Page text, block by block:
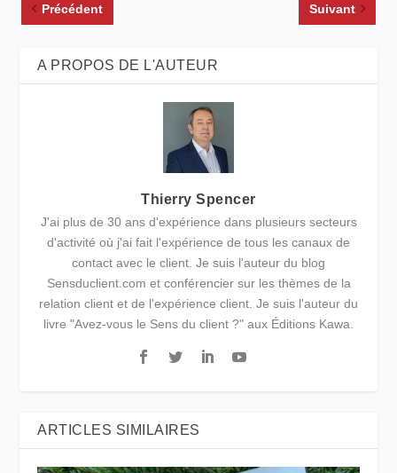
Précédent
Suivant
A PROPOS DE L'AUTEUR
Thierry Spencer
J'ai plus de 30 ans d'expérience dans plusieurs secteurs
d'activité où j'ai fait l'expérience de tous les canaux de
contact avec le client. Je suis l'auteur du blog
Sensduclient.com et conférencier sur les thèmes de la
relation client et de l'expérience client. Je suis l'auteur du
livre "Avez-vous le Sens du client ?" aux Éditions Kawa.
ARTICLES SIMILAIRES